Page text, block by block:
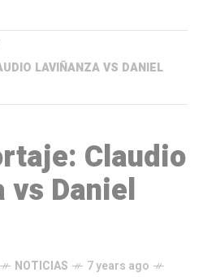
LAVIÑANZA VS DANIEL
Claudio
vs Daniel
NOTICIAS
7 years ago